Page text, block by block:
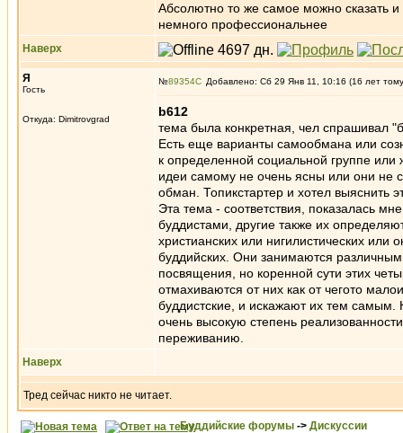
Абсолютно то же самое можно сказать
немного профессиональнее
Наверх
Я
Гость
Откуда: Dimitrovgrad
№89354 Добавлено: Сб 29 Янв 11, 10:16 (16 лет
b612
тема была конкретная, чел спрашивал
Есть еще варианты самообмана или
к определенной социальной группе
идеи самому не очень ясны или они не
обман. Топикстартер и хотел выяснить
Эта тема - соответствия, показалась
буддистами, другие также их
христианских или нигилистических или
буддийских. Они занимаются
посвящения, но коренной сути этих
отмахиваются от них как от чегото
буддистские, и искажают их тем самым.
очень высокую степень
переживанию.
Наверх
Тред сейчас никто не читает.
Буддийские форумы -> Дискуссии